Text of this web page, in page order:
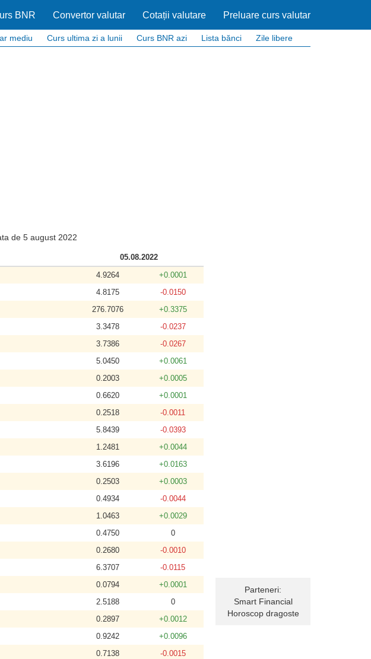
BNR Convertor valutar Cotații valutare Preluare curs valutar
mediu Curs ultima zi a lunii Curs BNR azi Lista bănci Zile libere
de 5 august 2022
05.08.2022
4.9264
+0.0001
4.8175
-0.0150
276.7076
+0.3375
3.3478
-0.0237
3.7386
-0.0267
5.0450
+0.0061
0.2003
+0.0005
0.6620
+0.0001
0.2518
-0.0011
5.8439
-0.0393
1.2481
+0.0044
3.6196
+0.0163
0.2503
+0.0003
0.4934
-0.0044
1.0463
+0.0029
0.4750
0
0.2680
-0.0010
6.3707
-0.0115
0.0794
+0.0001
2.5188
0
0.2897
+0.0012
0.9242
+0.0096
0.7138 -0.0015
Parteneri:
Smart Financial
Horoscop dragoste